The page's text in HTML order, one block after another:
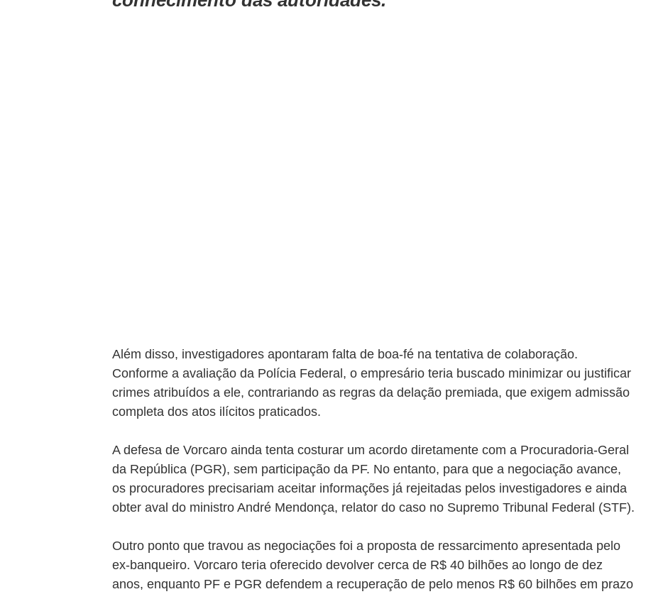
Além disso, investigadores apontaram falta de boa-fé na tentativa de colaboração.
Conforme a avaliação da Polícia Federal, o empresário teria buscado minimizar ou justificar
crimes atribuídos a ele, contrariando as regras da delação premiada, que exigem admissão
completa dos atos ilícitos praticados.
A defesa de Vorcaro ainda tenta costurar um acordo diretamente com a Procuradoria-Geral
da República (PGR), sem participação da PF. No entanto, para que a negociação avance,
os procuradores precisariam aceitar informações já rejeitadas pelos investigadores e ainda
obter aval do ministro André Mendonça, relator do caso no Supremo Tribunal Federal (STF).
Outro ponto que travou as negociações foi a proposta de ressarcimento apresentada pelo
ex-banqueiro. Vorcaro teria oferecido devolver cerca de R$ 40 bilhões ao longo de dez
anos, enquanto PF e PGR defendem a recuperação de pelo menos R$ 60 bilhões em prazo